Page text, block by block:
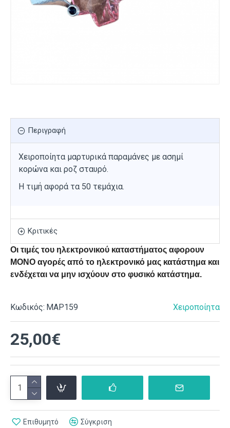
Περιγραφή
Χειροποίητα μαρτυρικά παραμάνες με ασημί
κορώνα και ροζ σταυρό.
Η τιμή αφορά τα 50 τεμάχια.
Κριτικές
Οι τιμές του ηλεκτρονικού καταστήματος αφορουν
ΜΟΝΟ αγορές από το ηλεκτρονικό μας κατάστημα και
ενδέχεται να μην ισχύουν στο φυσικό κατάστημα.
Κωδικός: ΜΑΡ159 Χειροποίητα
25,00€
Επιθυμητό Σύγκριση